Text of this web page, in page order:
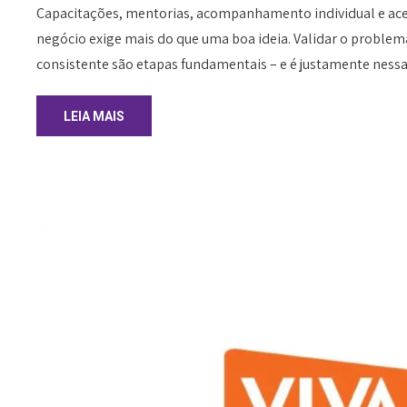
Capacitações, mentorias, acompanhamento individual e
negócio exige mais do que uma boa ideia. Validar o
consistente são etapas fundamentais – e é justamente
LEIA MAIS